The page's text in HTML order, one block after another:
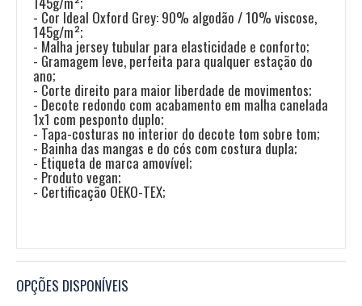
- Cor Ideal Oxford Grey: 90% algodão / 10% viscose,
145g/m²;
- Malha jersey tubular para elasticidade e conforto;
- Gramagem leve, perfeita para qualquer estação do
ano;
- Corte direito para maior liberdade de movimentos;
- Decote redondo com acabamento em malha canelada
1x1 com pesponto duplo;
- Tapa-costuras no interior do decote tom sobre tom;
- Bainha das mangas e do cós com costura dupla;
- Etiqueta de marca amovível;
- Produto vegan;
- Certificação OEKO-TEX;
OPÇÕES DISPONÍVEIS